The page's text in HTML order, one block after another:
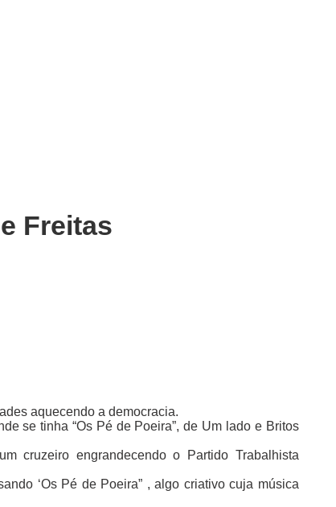
Freitas
aquecendo a democracia.
se tinha “Os Pé de Poeira”, de Um lado e Britos
cruzeiro engrandecendo o Partido Trabalhista
‘Os Pé de Poeira” , algo criativo cuja música